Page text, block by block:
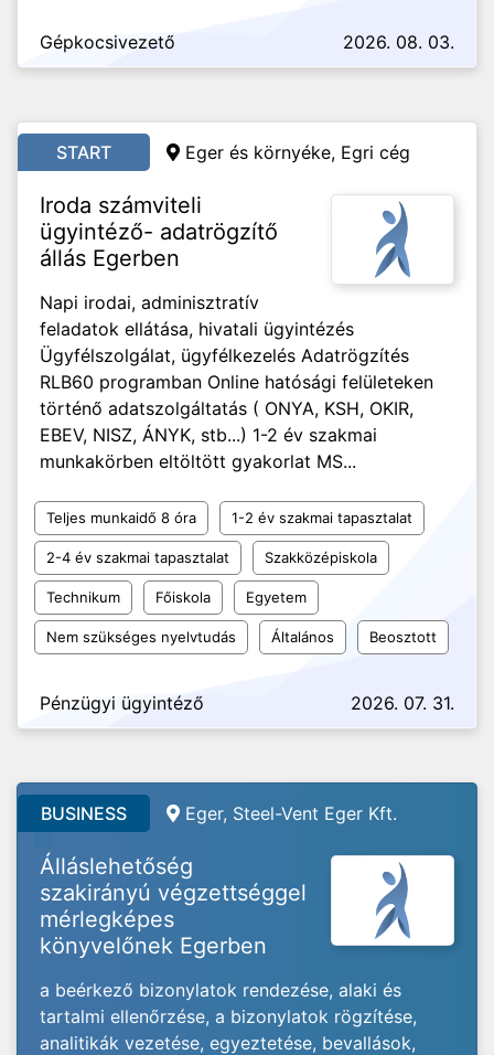
Gépkocsivezető 2026. 08. 03.
START Eger és környéke, Egri cég
Iroda számviteli
ügyintéző- adatrögzítő
állás Egerben
Napi irodai, adminisztratív
feladatok ellátása, hivatali ügyintézés
Ügyfélszolgálat, ügyfélkezelés Adatrögzítés
RLB60 programban Online hatósági felületeken
történő adatszolgáltatás ( ONYA, KSH, OKIR,
EBEV, NISZ, ÁNYK, stb...) 1-2 év szakmai
munkakörben eltöltött gyakorlat MS...
Teljes munkaidő 8 óra 1-2 év szakmai tapasztalat
2-4 év szakmai tapasztalat Szakközépiskola
Technikum Főiskola Egyetem
Nem szükséges nyelvtudás Általános Beosztott
Pénzügyi ügyintéző 2026. 07. 31.
BUSINESS Eger, Steel-Vent Eger Kft.
Álláslehetőség
szakirányú végzettséggel
mérlegképes
könyvelőnek Egerben
a beérkező bizonylatok rendezése, alaki és
tartalmi ellenőrzése, a bizonylatok rögzítése,
analitikák vezetése, egyeztetése, bevallások,